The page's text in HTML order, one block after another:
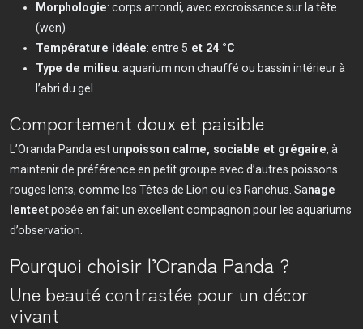
Morphologie: corps arrondi, avec excroissance sur la tête
(wen)
Température idéale: entre 5 et 24 °C
Type de milieu: aquarium non chauffé ou bassin intérieur à
l’abri du gel
Comportement doux et paisible
L’Oranda Panda est unpoisson calme, sociable et grégaire, à
maintenir de préférence en petit groupe avec d’autres poissons
rouges lents, comme les Têtes de Lion ou les Ranchus. Sanage
lenteet posée en fait un excellent compagnon pour les aquariums
d’observation.
Pourquoi choisir l’Oranda Panda ?
Une beauté contrastée pour un décor
vivant